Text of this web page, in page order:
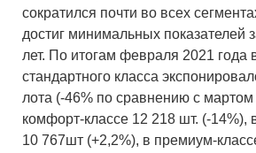
сократился почти во всех
достиг минимальных показателей
лет. По итогам февраля 2021 года
стандартного класса
лота (-46% по сравнению с мартом
комфорт-классе 12 218 шт. (-14%),
10 767шт (+2,2%), в премиум-